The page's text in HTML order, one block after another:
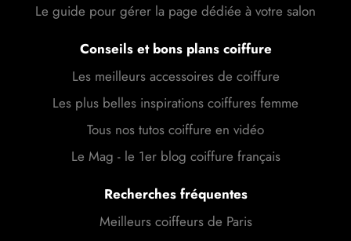
Le guide pour gérer la page dédiée à votre salon
Conseils et bons plans coiffure
Les meilleurs accessoires de coiffure
Les plus belles inspirations coiffures femme
Tous nos tutos coiffure en vidéo
Le Mag - le 1er blog coiffure français
Recherches fréquentes
Meilleurs coiffeurs de Paris